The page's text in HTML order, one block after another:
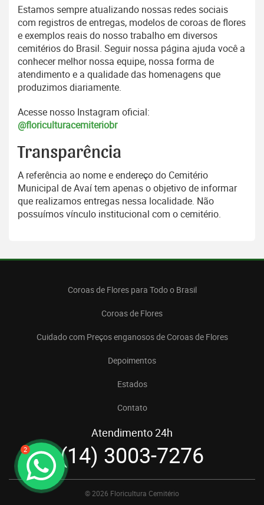
2
Estamos sempre atualizando nossas redes sociais
com registros de entregas, modelos de coroas de flores
e exemplos reais do nosso trabalho em diversos
cemitérios do Brasil. Seguir nossa página ajuda você a
conhecer melhor nossa equipe, nossa forma de
atendimento e a qualidade das homenagens que
produzimos diariamente.
Acesse nosso Instagram oficial:
@floriculturacemiteriobr
Transparência
A referência ao nome e endereço do Cemitério
Municipal de Avaí tem apenas o objetivo de informar
que realizamos entregas nessa localidade. Não
possuímos vínculo institucional com o cemitério.
Coroas de Flores para Todo o Brasil
Coroas de Flores
Cuidado com Preços enganosos de Coroas de Flores
Depoimentos
Estados
Contato
Atendimento 24h
(14) 3003-7276
© 2026 Floricultura Cemitério